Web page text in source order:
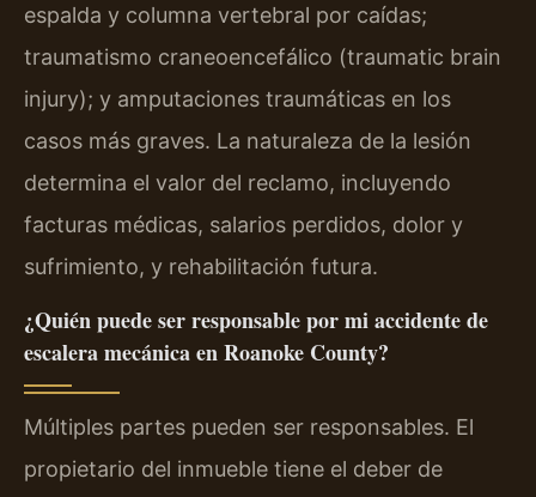
espalda y columna vertebral por caídas;
traumatismo craneoencefálico (traumatic brain
injury); y amputaciones traumáticas en los
casos más graves. La naturaleza de la lesión
determina el valor del reclamo, incluyendo
facturas médicas, salarios perdidos, dolor y
sufrimiento, y rehabilitación futura.
¿Quién puede ser responsable por mi accidente de
escalera mecánica en Roanoke County?
Múltiples partes pueden ser responsables. El
propietario del inmueble tiene el deber de